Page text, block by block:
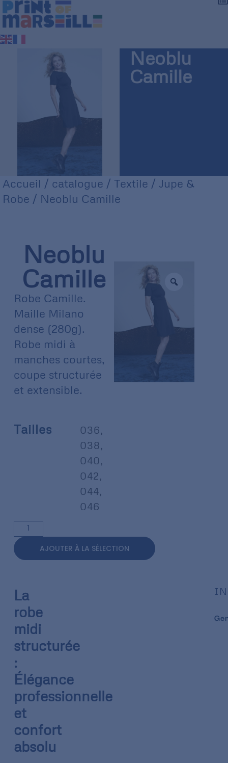
Neoblu
Camille
Accueil / catalogue / Textile / Jupe &
Robe / Neoblu Camille
Neoblu
Camille
Robe Camille.
Maille Milano
dense (280g).
Robe midi à
manches courtes,
coupe structurée
et extensible.
Tailles 036,
038,
040,
042,
044,
046
AJOUTER À LA SÉLECTION
La
robe
midi
structurée
:
Élégance
professionnelle
et
confort
absolu